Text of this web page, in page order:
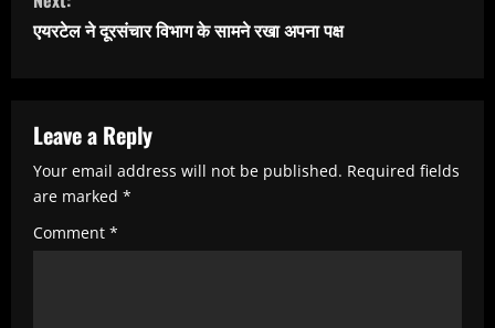
t
i
u
e
R
e
एयरटेल ने दूरसंचार विभाग के सामने रखा अपना पक्ष
Leave a Reply
Your email address will not be published. Required fields
are marked *
Comment *